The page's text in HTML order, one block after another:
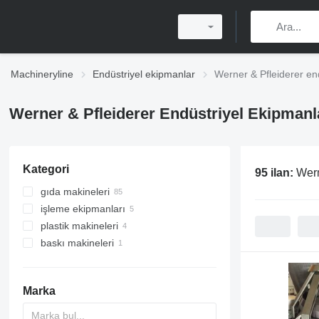
Machineryline Endüstriyel ekipmanlar Werner & Pfleiderer
Werner & Pfleiderer Endüstriyel
Kategori
gıda makineleri
fırın makineleri
hamur bölücüler
hamur yoğurma makineleri
döner fırınlar
şekerleme ekipmanları
kruvasan makineleri
işleme ekipmanları
karıştırma ekipmanları
granülatörler
plastik makineleri
plastik ekstrüzyon makineleri
baskı makineleri
Marka
95 ilan: